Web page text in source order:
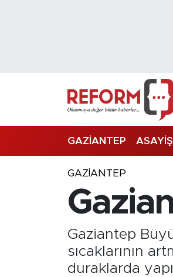
GAZİANTEP ASAYİŞ
GAZIANTEP
Gaziantep
sıcaklarının
duraklarda
Trafik Durumu
Süper Lig Puan Durumu ve
Son Dakika Haberleri